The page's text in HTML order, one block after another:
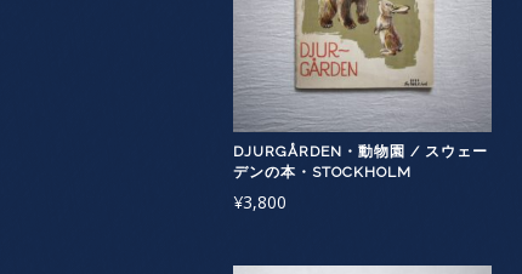
DJURGÅRDEN・動物園 / スウェー
デンの本・STOCKHOLM
¥3,800